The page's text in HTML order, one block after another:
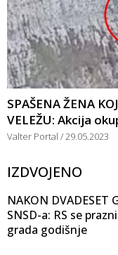
SPAŠENA ŽENA
VELEŽU: Akcija
Valter Portal 29.05.2023
IZDVOJENO
NAKON DVADESET
SNSD-a: RS se
grada godišnje